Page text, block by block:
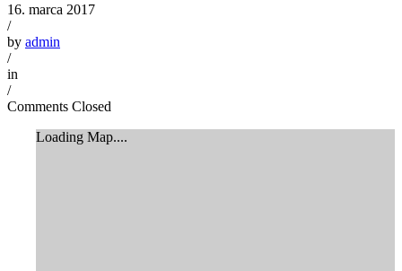
16. marca 2017
/
by admin
/
in
/
Comments Closed
Loading Map....